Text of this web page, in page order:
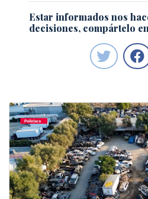
Estar informados nos
decisiones, compártelo